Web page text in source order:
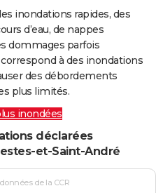
inondations rapides, des
d’eau, de nappes
dommages parfois
à des inondations
des débordements
plus limités.
inondées
déclarées
et-Saint-André
de la CCR